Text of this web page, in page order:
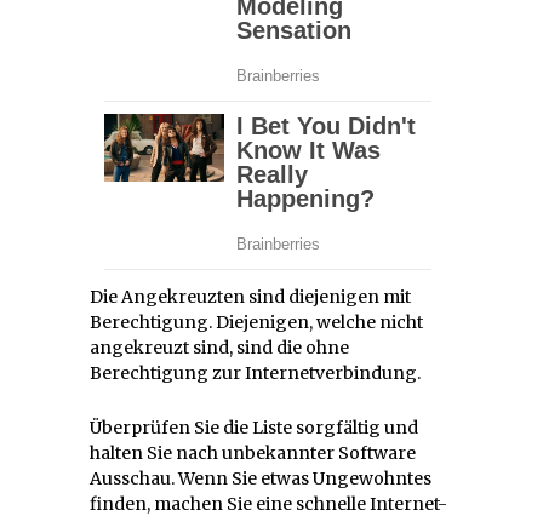
Die Angekreuzten sind diejenigen mit
Berechtigung. Diejenigen, welche nicht
angekreuzt sind, sind die ohne
Berechtigung zur Internetverbindung.
Überprüfen Sie die Liste sorgfältig und
halten Sie nach unbekannter Software
Ausschau. Wenn Sie etwas Ungewohntes
finden, machen Sie eine schnelle Internet-